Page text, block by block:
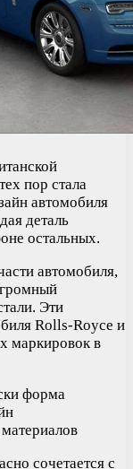
пор стала
автомобиля
деталь
остальных.
автомобиля,
Эти
Rolls-Royce и
маркировок в
форма
сочетается с